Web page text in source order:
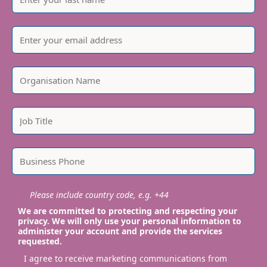
Please include country code, e.g. +44
We are committed to protecting and respecting your
privacy. We will only use your personal information to
administer your account and provide the services
requested.
I agree to receive marketing communications from